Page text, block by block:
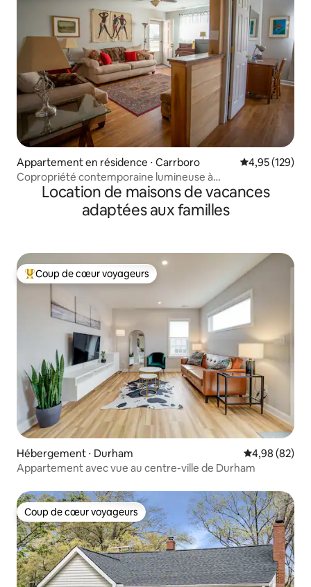
Appartement en résidence ⋅ Carrboro Évaluation
4,95 (129)
Copropriété contemporaine lumineuse à
Carrboro/Chapel Hill/UNC
Location de maisons de vacances
adaptées aux familles
Coups de cœur voyageurs les plus appréciés
Coup de cœur voyageurs
Hébergement ⋅ Durham Évaluation
4,98 (82)
Appartement avec vue au centre-ville de Durham
Coup de cœur voyageurs
Coup de cœur voyageurs